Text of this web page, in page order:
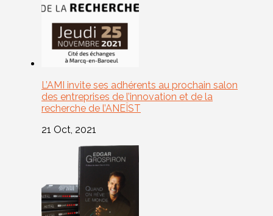
L’AMI invite ses adhérents au prochain salon
des entreprises de l’innovation et de la
recherche de l’ANEÏST
21 Oct, 2021